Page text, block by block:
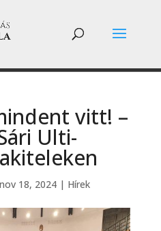
vitt! –
Ulti-
nov 18, 2024| Hírek